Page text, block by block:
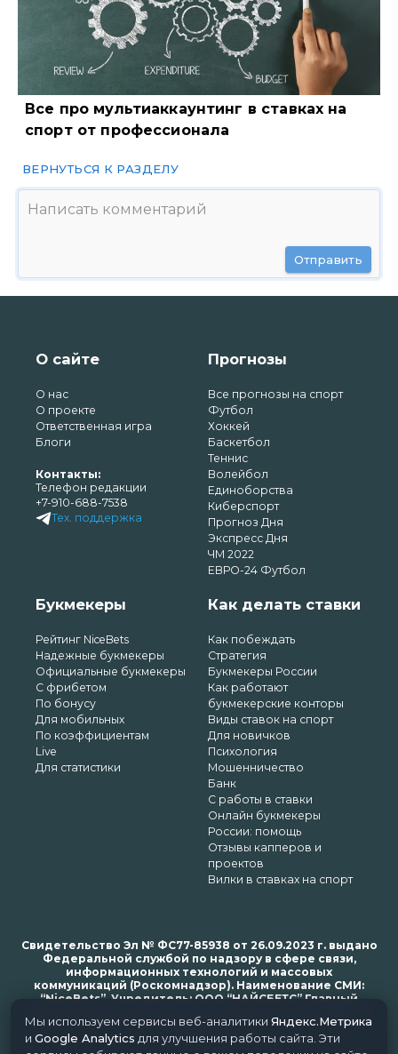
Все про мультиаккаунтинг в ставках на
спорт от профессионала
ВЕРНУТЬСЯ К РАЗДЕЛУ
Отправить
О сайте
О нас
О проекте
Ответственная игра
Блоги
Контакты:
Телефон редакции
+7-910-688-7538
Тех. поддержка
Прогнозы
Все прогнозы на спорт
Футбол
Хоккей
Баскетбол
Теннис
Волейбол
Единоборства
Киберспорт
Прогноз Дня
Экспресс Дня
ЧМ 2022
ЕВРО-24 Футбол
Букмекеры
Рейтинг NiceBets
Надежные букмекеры
Официальные букмекеры
С фрибетом
По бонусу
Для мобильных
По коэффициентам
Live
Для статистики
Как делать ставки
Как побеждать
Стратегия
Букмекеры России
Как работают
букмекерские конторы
Виды ставок на спорт
Для новичков
Психология
Мошенничество
Банк
С работы в ставки
Онлайн букмекеры
России: помощь
Отзывы капперов и
проектов
Вилки в ставках на спорт
Свидетельство Эл № ФС77-85938 от 26.09.2023 г. выдано
Федеральной службой по надзору в сфере связи,
информационных технологий и массовых
коммуникаций (Роскомнадзор). Наименование СМИ:
“NiceBets”. Учредитель: ООО “НАЙСБЕТС” Главный
bets.ru
Мы используем сервисы веб-аналитики Яндекс.Метрика
и Google Analytics для улучшения работы сайта. Эти